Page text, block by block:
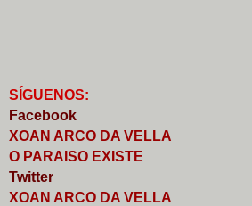
S GUENOS:
Facebook
XOAN ARCO DA VELLA
O PARAISO EXISTE
Twitter
XOAN ARCO DA VELLA